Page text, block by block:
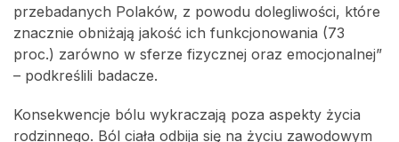
przebadanych Polaków, z powodu dolegliwości, które
znacznie obniżają jakość ich funkcjonowania (73
proc.) zarówno w sferze fizycznej oraz emocjonalnej”
– podkreślili badacze.
Konsekwencje bólu wykraczają poza aspekty życia
rodzinnego. Ból ciała odbija się na życiu zawodowym